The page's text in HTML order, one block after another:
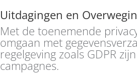
Uitdagingen en
Met de toenemende
omgaan met
regelgeving zoals GDPR
campagnes.